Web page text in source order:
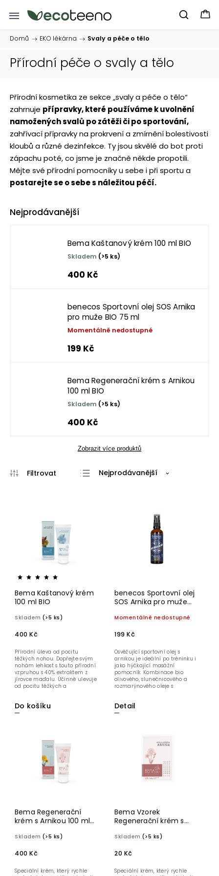
Domů / EKO lékárna / Svaly a péče o tělo
Přírodní péče o svaly a tělo
Přírodní kosmetika ze sekce „svaly a péče o tělo“
zahrnuje přípravky, které používáme k uvolnění
namožených svalů po zátěži či po sportování,
zahřívací přípravky na prokrvení a zmírnění bolestivosti
kloubů a různé dezinfekce. Ty jsou skvělé do bot proti
zápachu poté, co jsme je značně někde propotili.
Mějte své přírodní pomocníky u sebe i při sportu a
postarejte se o sebe s náležitou péčí.
Nejprodávanější
Bema Kaštanový krém 100 ml BIO
Skladem (>5 ks)
400 Kč
benecos Sportovní olej SOS Arnika
pro muže BIO 75 ml
Momentálně nedostupné
199 Kč
Bema Regenerační krém s Arnikou
100 ml BIO
Skladem (>5 ks)
400 Kč
Zobrazit více produktů
Nejprodávanější
Bema Kaštanový krém
100 ml BIO
Skladem (>5 ks)
400 Kč
Do košíku
Přírodní úleva od pocitu
těžkých nohou. Dopřejte svým
nohám lehkost s touto přírodní
vzpruhou s 40% extraktem z
jírovce maďalu. Účinně ulevuje
od pocitu těžkých a
benecos Sportovní olej
SOS Arnika pro muže
Momentálně nedostupné
199 Kč
Detail
Osvěžující sportovní olej s
arnikou je ideální po tréninku i
jako hýčkající masážní
pomocník. Kombinace bio
olivového, slunečnicového a
rozmarýnového oleje s
Bema Regenerační
krém s Arnikou 100 ml
Skladem (>5 ks)
400 Kč
Speciální krém, který rychle
Bema Vzorek
Regenerační krém s
Skladem (>5 ks)
20 Kč
Speciální krém, který rychle